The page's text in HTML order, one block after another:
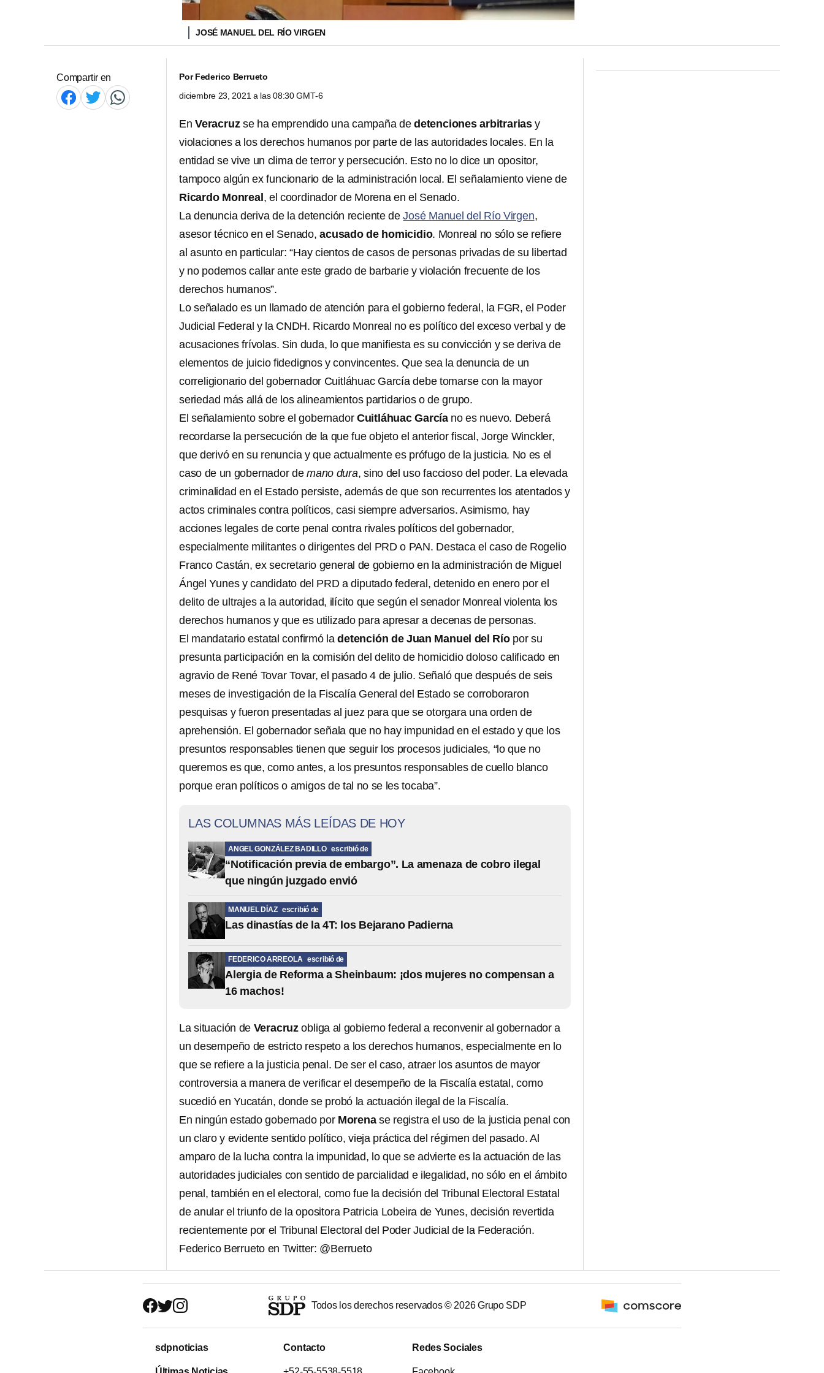
JOSÉ MANUEL DEL RÍO VIRGEN
Compartir en PorFederico Berrueto
diciembre 23, 2021 a las 08:30 GMT-6
En Veracruzse ha emprendido una campaña dedetenciones arbitrarias y
violaciones a los derechos humanos por parte de las autoridades locales. En la
entidad se vive un clima de terror y persecución. Esto no lo dice un opositor,
tampoco algún ex funcionario de la administración local. El señalamiento viene de
Ricardo Monreal , el coordinador de Morena en el Senado.
La denuncia deriva de la detención reciente deJosé Manuel del Río Virgen,
asesor técnico en el Senado,acusado de homicidio. Monreal no sólo se refiere
al asunto en particular: “Hay cientos de casos de personas privadas de su libertad
y no podemos callar ante este grado de barbarie y violación frecuente de los
derechos humanos”.
Lo señalado es un llamado de atención para el gobierno federal, la FGR, el Poder
Judicial Federal y la CNDH. Ricardo Monreal no es político del exceso verbal y de
acusaciones frívolas. Sin duda, lo que manifiesta es su convicción y se deriva de
elementos de juicio fidedignos y convincentes. Que sea la denuncia de un
correligionario del gobernador Cuitláhuac García debe tomarse con la mayor
seriedad más allá de los alineamientos partidarios o de grupo.
El señalamiento sobre el gobernador Cuitláhuac García no es nuevo. Deberá
recordarse la persecución de la que fue objeto el anterior fiscal, Jorge Winckler,
que derivó en su renuncia y que actualmente es prófugo de la justicia. No es el
caso de un gobernador demano dura, sino del uso faccioso del poder. La elevada
criminalidad en el Estado persiste, además de que son recurrentes los atentados y
actos criminales contra políticos, casi siempre adversarios. Asimismo, hay
acciones legales de corte penal contra rivales políticos del gobernador,
especialmente militantes o dirigentes del PRD o PAN. Destaca el caso de Rogelio
Franco Castán, ex secretario general de gobierno en la administración de Miguel
Ángel Yunes y candidato del PRD a diputado federal, detenido en enero por el
delito de ultrajes a la autoridad, ilícito que según el senador Monreal violenta los
derechos humanos y que es utilizado para apresar a decenas de personas.
El mandatario estatal confirmó ladetención de Juan Manuel del Ríopor su
presunta participación en la comisión del delito de homicidio doloso calificado en
agravio de René Tovar Tovar, el pasado 4 de julio. Señaló que después de seis
meses de investigación de la Fiscalía General del Estado se corroboraron
pesquisas y fueron presentadas al juez para que se otorgara una orden de
aprehensión. El gobernador señala que no hay impunidad en el estado y que los
presuntos responsables tienen que seguir los procesos judiciales, “lo que no
queremos es que, como antes, a los presuntos responsables de cuello blanco
porque eran políticos o amigos de tal no se les tocaba”.
LAS COLUMNAS MÁS LEÍDAS DE HOY
ANGEL GONZÁLEZ BADILLO escribió de
“Notificación previa de embargo”. La amenaza de cobro ilegal
que ningún juzgado envió
MANUEL DÍAZ escribió de
Las dinastías de la 4T: los Bejarano Padierna
FEDERICO ARREOLA escribió de
Alergia de Reforma a Sheinbaum: ¡dos mujeres no compensan a
16 machos!
La situación de Veracruz obliga al gobierno federal a reconvenir al gobernador a
un desempeño de estricto respeto a los derechos humanos, especialmente en lo
que se refiere a la justicia penal. De ser el caso, atraer los asuntos de mayor
controversia a manera de verificar el desempeño de la Fiscalía estatal, como
sucedió en Yucatán, donde se probó la actuación ilegal de la Fiscalía.
En ningún estado gobernado por Morenase registra el uso de la justicia penal con
un claro y evidente sentido político, vieja práctica del régimen del pasado. Al
amparo de la lucha contra la impunidad, lo que se advierte es la actuación de las
autoridades judiciales con sentido de parcialidad e ilegalidad, no sólo en el ámbito
penal, también en el electoral, como fue la decisión del Tribunal Electoral Estatal
de anular el triunfo de la opositora Patricia Lobeira de Yunes, decisión revertida
recientemente por el Tribunal Electoral del Poder Judicial de la Federación.
Federico Berrueto en Twitter: @Berrueto
Todos los derechos reservados © 2026Grupo SDP
sdpnoticias Contacto Redes Sociales